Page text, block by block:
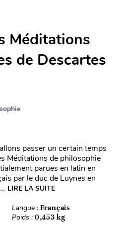
Méditations
de Descartes
passer un certain temps
Méditations de philosophie
parues en latin en
par le duc de Luynes en
LIRE LA SUITE
Langue : Français
Poids : 0,453 kg